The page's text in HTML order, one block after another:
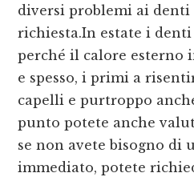
diversi problemi ai denti
richiesta.In estate i
perché il calore esterno
e spesso, i primi a
capelli e purtroppo
punto potete anche
se non avete bisogno di
immediato, potete